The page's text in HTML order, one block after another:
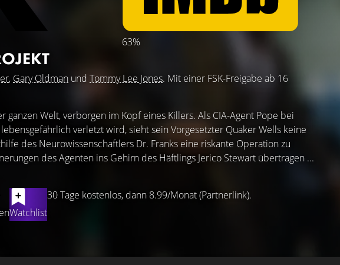
63%
, Gary Oldman und Tommy Lee Jones. Mit einer FSK-Freigabe ab 16
Watchlist
30 Tage kostenlos, dann 8.99/Monat (Partnerlink).
ganzen Welt, verborgen im Kopf eines Killers. Als CIA-Agent Pope bei
verletzt wird, sieht sein Vorgesetzter Quaker Wells keine
des Neurowissenschaftlers Dr. Franks eine riskante Operation zu
des Agenten ins Gehirn des Häftlings Jerico Stewart übertragen ...